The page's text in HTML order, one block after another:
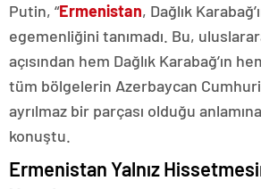
Putin, “Ermenistan, Dağlık
egemenliğini tanımadı. Bu,
açısından hem Dağlık Karabağ’ın
tüm bölgelerin Azerbaycan
ayrılmaz bir parçası olduğu
konuştu.
Ermenistan Yalnız